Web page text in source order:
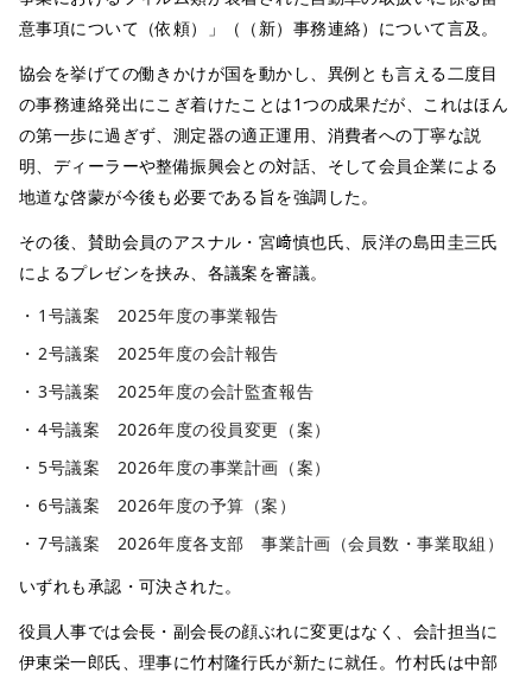
意事項について（依頼）」（（新）事務連絡）について言及。
協会を挙げての働きかけが国を動かし、異例とも言える二度目
の事務連絡発出にこぎ着けたことは1つの成果だが、これはほん
の第一歩に過ぎず、測定器の適正運用、消費者への丁寧な説
明、ディーラーや整備振興会との対話、そして会員企業による
地道な啓蒙が今後も必要である旨を強調した。
その後、賛助会員のアスナル・宮﨑慎也氏、辰洋の島田圭三氏
によるプレゼンを挟み、各議案を審議。
1号議案 2025年度の事業報告
2号議案 2025年度の会計報告
3号議案 2025年度の会計監査報告
4号議案 2026年度の役員変更（案）
5号議案 2026年度の事業計画（案）
6号議案 2026年度の予算（案）
7号議案 2026年度各支部 事業計画（会員数・事業取組）
いずれも承認・可決された。
役員人事では会長・副会長の顔ぶれに変更はなく、会計担当に
伊東栄一郎氏、理事に竹村隆行氏が新たに就任。竹村氏は中部